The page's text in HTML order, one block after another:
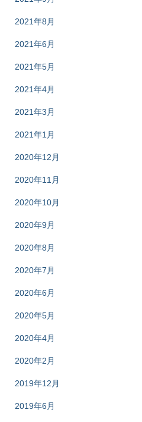
2021年8月
2021年6月
2021年5月
2021年4月
2021年3月
2021年1月
2020年12月
2020年11月
2020年10月
2020年9月
2020年8月
2020年7月
2020年6月
2020年5月
2020年4月
2020年2月
2019年12月
2019年6月